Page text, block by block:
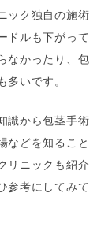
ック独自の施術
ドルも下がって
なかったり、包
いです。
識から包茎手術
などを知ること
リニックも紹介
参考にしてみて